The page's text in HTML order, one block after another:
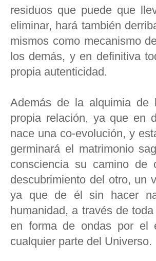
residuos que puede que
eliminar, hará también
mismos como mecanismo
los demás, y en definitiva
propia autenticidad.
Además de la alquimia de
propia relación, ya que en
nace una co-evolución, y
germinará el matrimonio
consciencia su camino de
descubrimiento del otro, un
ya que de él sin hacer
humanidad, a través de
en forma de ondas por
cualquier parte del Universo.